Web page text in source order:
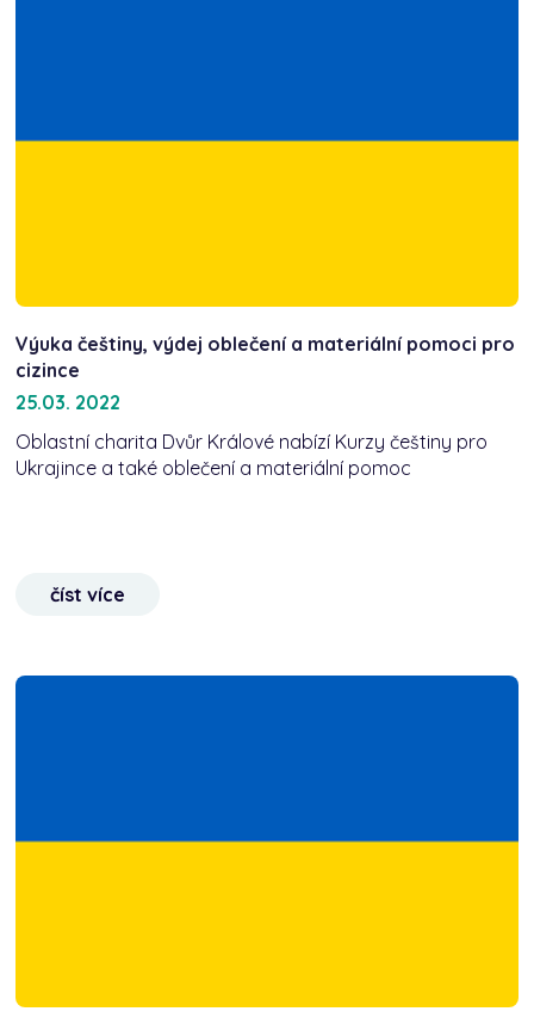
Výuka češtiny, výdej oblečení a materiální pomoci pro
cizince
25.03. 2022
Oblastní charita Dvůr Králové nabízí Kurzy češtiny pro
Ukrajince a také oblečení a materiální pomoc
číst více